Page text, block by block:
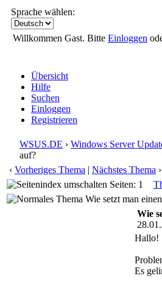
Sprache wählen:
Willkommen Gast. Bitte Einloggen
Übersicht
Hilfe
Suchen
Einloggen
Registrieren
WSUS.DE › Windows Server
auf?
‹ Vorheriges Thema | Nächstes Thema ›
Seiten: 1
Wie setzt man
Wie
Hallo!
Es